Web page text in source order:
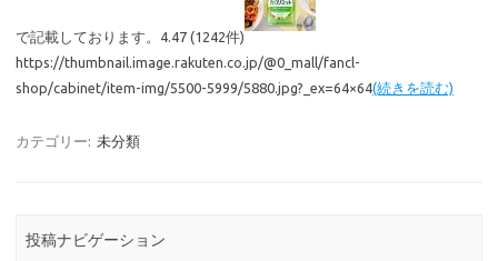
で記載しております。4.47 (1242件)
https://thumbnail.image.rakuten.co.jp/@0_mall/fancl-
shop/cabinet/item-img/5500-5999/5880.jpg?_ex=64×64(続きを読む)
カテゴリー: 未分類
投稿ナビゲーション